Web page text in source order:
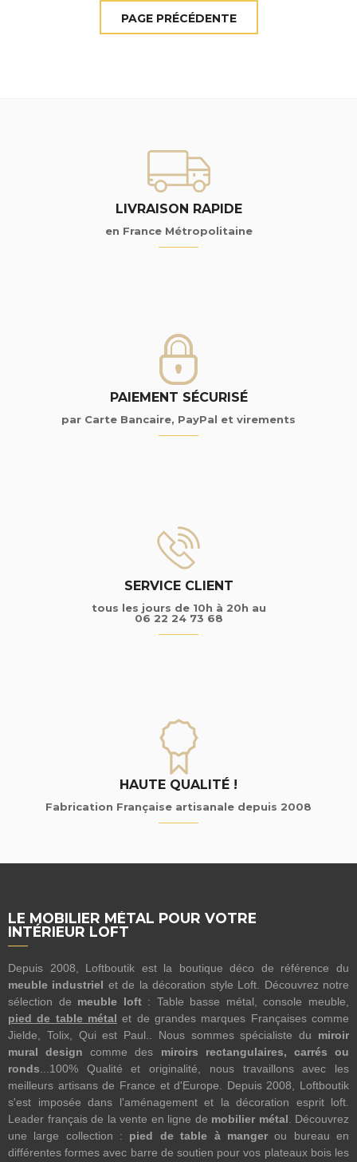
LIVRAISON RAPIDE
en France Métropolitaine
PAIEMENT SÉCURISÉ
par Carte Bancaire, PayPal et virements
SERVICE CLIENT
tous les jours de 10h à 20h au
06 22 24 73 68
HAUTE QUALITÉ !
Fabrication Française artisanale depuis 2008
LE MOBILIER MÉTAL POUR VOTRE
INTÉRIEUR LOFT
Depuis 2008, Loftboutik est la boutique déco de référence du
meuble industriel et de la décoration style Loft. Découvrez notre
sélection de meuble loft: Table basse métal, console meuble,
pied de table métal et de grandes marques Françaises comme
Jielde, Tolix, Qui est Paul.. Nous sommes spécialiste du miroir
mural design comme des miroirs rectangulaires, carrés ou
ronds ...100% Qualité et originalité, nous travaillons avec les
meilleurs artisans de France et d'Europe. Depuis 2008, Loftboutik
s'est imposée dans l'aménagement et la décoration esprit loft.
Leader français de la vente en ligne de mobilier métal . Découvrez
une large collection : pied de table à mangerou bureau en
différentes formes avec barre de soutien pour vos plateaux bois les